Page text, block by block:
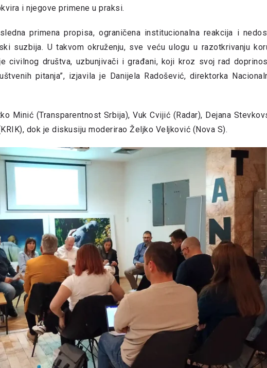
i njegove primene u praksi.
primena propisa, ograničena institucionalna reakcija i
suzbija. U takvom okruženju, sve veću ulogu u razotkrivanju
civilnog društva, uzbunjivači i građani, koji kroz svoj rad
pitanja”, izjavila je Danijela Radošević, direktorka
Minić (Transparentnost Srbija), Vuk Cvijić (Radar), Dejana
dok je diskusiju moderirao Željko Veljković (Nova S).